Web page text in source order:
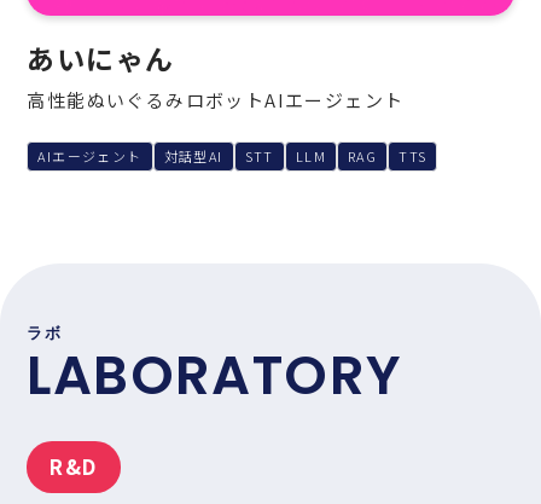
あいにゃん
高性能ぬいぐるみロボットAIエージェント
AIエージェント 対話型AI STT LLM RAG TTS
ラボ
LABORATORY
R&D